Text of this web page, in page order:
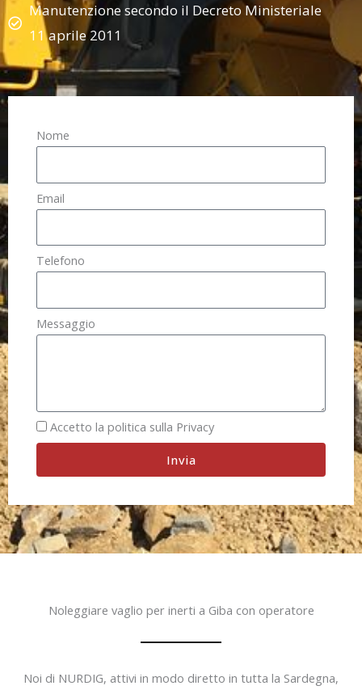
Manutenzione secondo il Decreto Ministeriale
11 aprile 2011
Nome
Email
Telefono
Messaggio
Accetto la politica sulla Privacy
Invia
Noleggiare vaglio per inerti a Giba con operatore
Noi di NURDIG, attivi in modo diretto in tutta la Sardegna,